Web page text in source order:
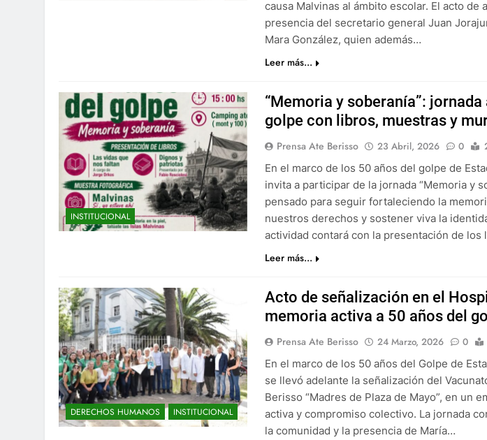
causa Malvinas al ámbito escolar. El acto de
presencia del secretario general Juan
Mara González, quien además…
Leer más...
INSTITUCIONAL
“Memoria y soberanía”: jornada
golpe con libros, muestras y
Prensa Ate Berisso 23 Abril, 2026 0
En el marco de los 50 años del golpe de
invita a participar de la jornada “Memoria y
pensado para seguir fortaleciendo la
nuestros derechos y sostener viva la
actividad contará con la presentación de los
Leer más...
DERECHOS HUMANOS INSTITUCIONAL
Acto de señalización en el
memoria activa a 50 años del
Prensa Ate Berisso 24 Marzo, 2026 0
En el marco de los 50 años del Golpe de
se llevó adelante la señalización del
Berisso “Madres de Plaza de Mayo”, en un
activa y compromiso colectivo. La jornada
la comunidad y la presencia de María…